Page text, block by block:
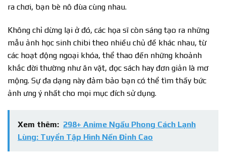
ra chơi, bạn bè nô đùa cùng nhau.
Không chỉ dừng lại ở đó, các họa sĩ còn sáng tạo ra những
mẫu ảnh học sinh chibi theo nhiều chủ đề khác nhau, từ
các hoạt động ngoại khóa, thể thao đến những khoảnh
khắc đời thường như ăn vặt, đọc sách hay đơn giản là mơ
mộng. Sự đa dạng này đảm bảo bạn có thể tìm thấy bức
ảnh ưng ý nhất cho mọi mục đích sử dụng.
Xem thêm: 298+ Anime Ngầu Phong Cách Lạnh
Lùng: Tuyển Tập Hình Nền Đỉnh Cao